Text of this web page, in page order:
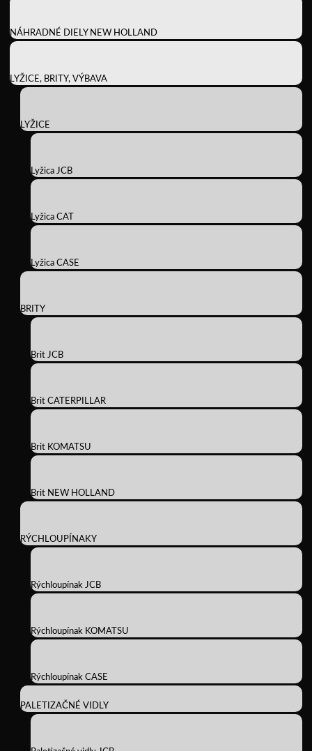
NÁHRADNÉ DIELY NEW HOLLAND
LYŽICE, BRITY, VÝBAVA
LYŽICE
Lyžica JCB
Lyžica CAT
Lyžica CASE
BRITY
Brit JCB
Brit CATERPILLAR
Brit KOMATSU
Brit NEW HOLLAND
RÝCHLOUPÍNAKY
Rýchloupínak JCB
Rýchloupínak KOMATSU
Rýchloupínak CASE
PALETIZAČNÉ VIDLY